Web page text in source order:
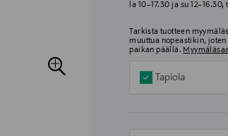
la 10–17.30 ja su
Tarkista tuotteen
muuttua nopeastikin,
paikan päällä.
Tapiola